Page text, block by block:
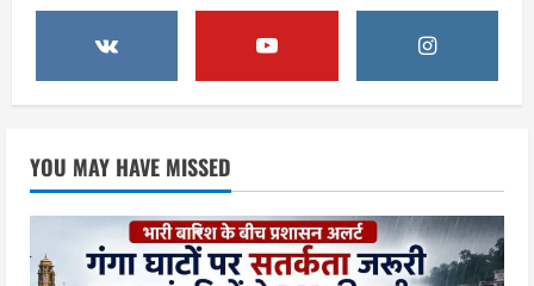
3
अखिलेश यादव को CM बनाने का लिया संकल्प :
हरकी पैड़ी से जल लेकर पहुंचेंगी इटावा,
केदारेश्वर मंदिर में करेंगी जलाभिषेक
August 9, 2026
4
युवा कांग्रेस के 66वें स्थापना दिवस पर हरिद्वार
में गूंजा युवाओं की आवाज बुलंद करने का संकल्प
August 9, 2026
YOU MAY HAVE MISSED